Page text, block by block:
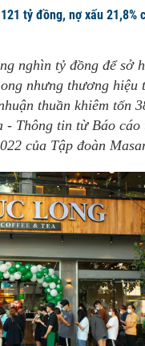
tỷ đồng, nợ xấu 21,8%
nghìn tỷ đồng để sở
nhưng thương hiệu
thuần khiêm tốn
- Thông tin từ Báo
của Tập đoàn